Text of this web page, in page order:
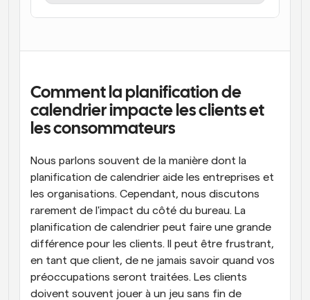
Programmation surpuissante avec des appels
alimentés par l'IA
jour
Réunions instantanées
Rencontrez des clients en quelques minutes
Liens de groupe dynamique
Réservez facilement des réunions avec plusieurs
personnes
Webhooks
Soyez informé lorsque quelque chose se passe
Comment la planification de
calendrier impacte les clients et
les consommateurs
Nous parlons souvent de la manière dont la
planification de calendrier aide les entreprises et
les organisations. Cependant, nous discutons
rarement de l'impact du côté du bureau. La
planification de calendrier peut faire une grande
différence pour les clients. Il peut être frustrant,
en tant que client, de ne jamais savoir quand vos
préoccupations seront traitées. Les clients
doivent souvent jouer à un jeu sans fin de